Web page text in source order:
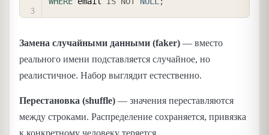
Замена случайными данными (faker) — вместо
реального имени подставляется случайное, но
реалистичное. Набор выглядит естественно.
Перестановка (shuffle) — значения переставляются
между строками. Распределение сохраняется, привязка
к конкретному человеку теряется.